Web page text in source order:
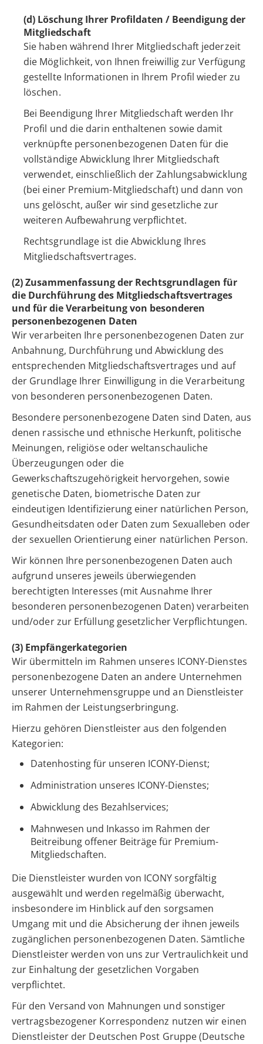
(d) Löschung Ihrer Profildaten / Beendigung der
Mitgliedschaft
Sie haben während Ihrer Mitgliedschaft jederzeit
die Möglichkeit, von Ihnen freiwillig zur Verfügung
gestellte Informationen in Ihrem Profil wieder zu
löschen.
Bei Beendigung Ihrer Mitgliedschaft werden Ihr
Profil und die darin enthaltenen sowie damit
verknüpfte personenbezogenen Daten für die
vollständige Abwicklung Ihrer Mitgliedschaft
verwendet, einschließlich der Zahlungsabwicklung
(bei einer Premium-Mitgliedschaft) und dann von
uns gelöscht, außer wir sind gesetzliche zur
weiteren Aufbewahrung verpflichtet.
Rechtsgrundlage ist die Abwicklung Ihres
Mitgliedschaftsvertrages.
(2) Zusammenfassung der Rechtsgrundlagen für
die Durchführung des Mitgliedschaftsvertrages
und für die Verarbeitung von besonderen
personenbezogenen Daten
Wir verarbeiten Ihre personenbezogenen Daten zur
Anbahnung, Durchführung und Abwicklung des
entsprechenden Mitgliedschaftsvertrages und auf
der Grundlage Ihrer Einwilligung in die Verarbeitung
von besonderen personenbezogenen Daten.
Besondere personenbezogene Daten sind Daten, aus
denen rassische und ethnische Herkunft, politische
Meinungen, religiöse oder weltanschauliche
Überzeugungen oder die
Gewerkschaftszugehörigkeit hervorgehen, sowie
genetische Daten, biometrische Daten zur
eindeutigen Identifizierung einer natürlichen Person,
Gesundheitsdaten oder Daten zum Sexualleben oder
der sexuellen Orientierung einer natürlichen Person.
Wir können Ihre personenbezogenen Daten auch
aufgrund unseres jeweils überwiegenden
berechtigten Interesses (mit Ausnahme Ihrer
besonderen personenbezogenen Daten) verarbeiten
und/oder zur Erfüllung gesetzlicher Verpflichtungen.
(3) Empfängerkategorien
Wir übermitteln im Rahmen unseres ICONY-Dienstes
personenbezogene Daten an andere Unternehmen
unserer Unternehmensgruppe und an Dienstleister
im Rahmen der Leistungserbringung.
Hierzu gehören Dienstleister aus den folgenden
Kategorien:
Datenhosting für unseren ICONY-Dienst;
Administration unseres ICONY-Dienstes;
Abwicklung des Bezahlservices;
Mahnwesen und Inkasso im Rahmen der
Beitreibung offener Beiträge für Premium-
Mitgliedschaften.
Die Dienstleister wurden von ICONY sorgfältig
ausgewählt und werden regelmäßig überwacht,
insbesondere im Hinblick auf den sorgsamen
Umgang mit und die Absicherung der ihnen jeweils
zugänglichen personenbezogenen Daten. Sämtliche
Dienstleister werden von uns zur Vertraulichkeit und
zur Einhaltung der gesetzlichen Vorgaben
verpflichtet.
Für den Versand von Mahnungen und sonstiger
vertragsbezogener Korrespondenz nutzen wir einen
Dienstleister der Deutschen Post Gruppe (Deutsche